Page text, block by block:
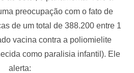
preocupação com o fato de
de um total de 388.200 entre 1
vacina contra a poliomielite
como paralisia infantil). Ele
alerta: